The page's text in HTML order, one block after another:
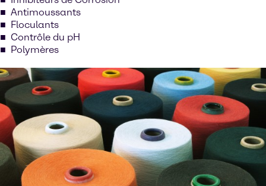
Antimoussants
Floculants
Contrôle du pH
Polymères